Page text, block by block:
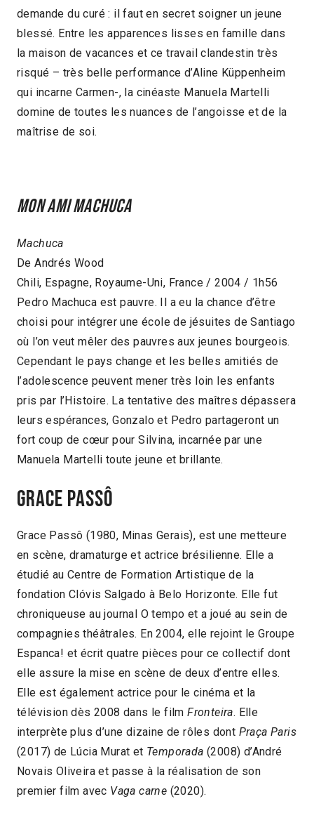
demande du curé : il faut en secret soigner un jeune
blessé. Entre les apparences lisses en famille dans
la maison de vacances et ce travail clandestin très
risqué – très belle performance d’Aline Küppenheim
qui incarne Carmen-, la cinéaste Manuela Martelli
domine de toutes les nuances de l’angoisse et de la
maîtrise de soi.
Mon ami Machuca
Machuca
De Andrés Wood
Chili, Espagne, Royaume-Uni, France / 2004 / 1h56
Pedro Machuca est pauvre. Il a eu la chance d’être
choisi pour intégrer une école de jésuites de Santiago
où l’on veut mêler des pauvres aux jeunes bourgeois.
Cependant le pays change et les belles amitiés de
l’adolescence peuvent mener très loin les enfants
pris par l’Histoire. La tentative des maîtres dépassera
leurs espérances, Gonzalo et Pedro partageront un
fort coup de cœur pour Silvina, incarnée par une
Manuela Martelli toute jeune et brillante.
GRACE PASSÔ
Grace Passô (1980, Minas Gerais), est une metteure
en scène, dramaturge et actrice brésilienne. Elle a
étudié au Centre de Formation Artistique de la
fondation Clóvis Salgado à Belo Horizonte. Elle fut
chroniqueuse au journal O tempo et a joué au sein de
compagnies théâtrales. En 2004, elle rejoint le Groupe
Espanca! et écrit quatre pièces pour ce collectif dont
elle assure la mise en scène de deux d’entre elles.
Elle est également actrice pour le cinéma et la
télévision dès 2008 dans le filmFronteira. Elle
interprète plus d’une dizaine de rôles dont Praça Paris
(2017) de Lúcia Murat et Temporada (2008) d’André
Novais Oliveira et passe à la réalisation de son
premier film avec Vaga carne (2020).